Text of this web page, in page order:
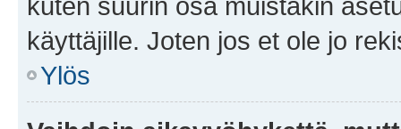
käyttäjille. Joten jos et ole jo
Ylös